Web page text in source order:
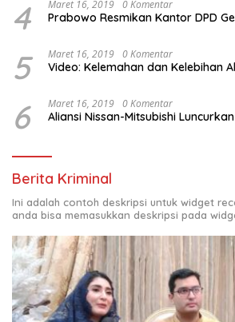
4 Maret 16, 2019 0 Komentar
Prabowo Resmikan Kantor DPD
5 Maret 16, 2019 0 Komentar
Video: Kelemahan dan Kelebihan
6 Maret 16, 2019 0 Komentar
Aliansi Nissan-Mitsubishi
Berita Kriminal
Ini adalah contoh deskripsi untuk widget
anda bisa memasukkan deskripsi pada